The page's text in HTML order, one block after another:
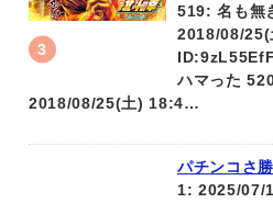
519: 名も無
2018/08/
ハマった
2018/08/25(土) 18:4…
パチンコさ
1: 2025/07/